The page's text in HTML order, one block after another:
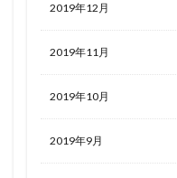
2019年12月
2019年11月
2019年10月
2019年9月